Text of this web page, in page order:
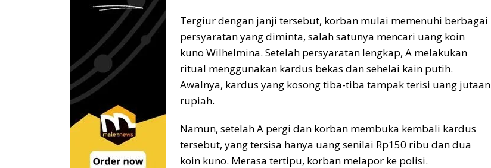
Tergiur dengan janji tersebut, korban mulai memenuhi berbagai
persyaratan yang diminta, salah satunya mencari uang koin
kuno Wilhelmina. Setelah persyaratan lengkap, A melakukan
ritual menggunakan kardus bekas dan sehelai kain putih.
Awalnya, kardus yang kosong tiba-tiba tampak terisi uang jutaan
rupiah.
Namun, setelah A pergi dan korban membuka kembali kardus
tersebut, yang tersisa hanya uang senilai Rp150 ribu dan dua
koin kuno. Merasa tertipu, korban melapor ke polisi.